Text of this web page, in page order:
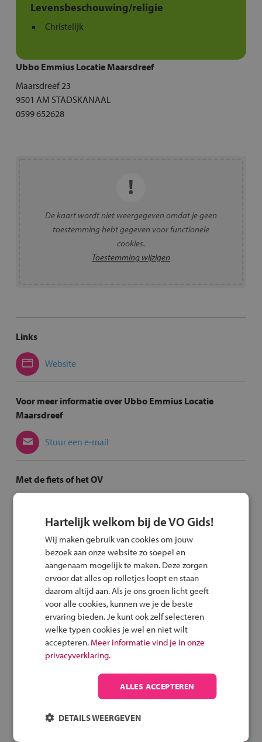
Ubbo Emmius Locatie Maarsdreef
Maarsdreef 23
9501 AM STADSKANAAL
0599 652628
De kaart wordt niet weergegeven omdat je geen
toestemming hebt gegeven voor functionele
cookies.
Toestemming wijzigen
Levensbeschouwing/religie
Christelijk
Links
Website
Voor meer informatie over Ubbo Emmius Locatie
Maarsdreef
Stuur een e-mail
Met de fiets of het OV
Route met het OV
Speel het veilig fietsen
spel
Deel deze pagina
Hartelijk welkom bij de VO Gids!
Wij maken gebruik van cookies om jouw
bezoek aan onze website zo soepel en
aangenaam mogelijk te maken. Deze zorgen
ervoor dat alles op rolletjes loopt en staan
daarom altijd aan. Als je ons groen licht geeft
voor alle cookies, kunnen we je de beste
ervaring bieden. Je kunt ook zelf selecteren
welke typen cookies je wel en niet wilt
accepteren. Meer informatie vind je in onze
privacyverklaring.
ALLES ACCEPTEREN
DETAILS WEERGEVEN